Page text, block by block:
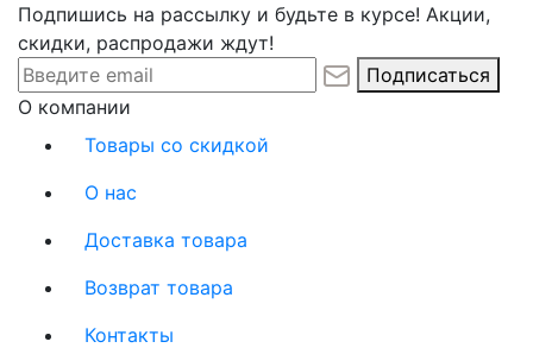
Подпишись на рассылку и будьте в курсе! Акции,
скидки, распродажи ждут!
Подписаться
О компании
Товары со скидкой
О нас
Доставка товара
Возврат товара
Контакты